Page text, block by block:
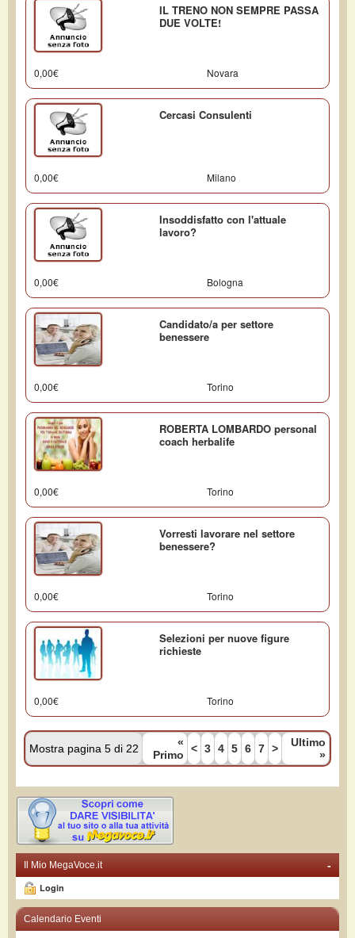
IL TRENO NON SEMPRE PASSA
DUE VOLTE!
0,00€ Novara
Cercasi Consulenti
0,00€ Milano
Insoddisfatto con l'attuale
lavoro?
0,00€ Bologna
Candidato/a per settore
benessere
0,00€ Torino
ROBERTA LOMBARDO personal
coach herbalife
0,00€ Torino
Vorresti lavorare nel settore
benessere?
0,00€ Torino
Selezioni per nuove figure
richieste
0,00€ Torino
Mostra pagina 5 di 22
«
Primo
< 3 4 5 6 7 >
Ultimo
»
-
Il Mio MegaVoce.it
Login
Calendario Eventi